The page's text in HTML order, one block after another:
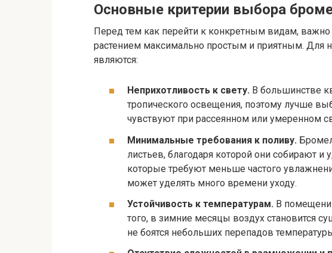
Основные критерии выбора
Перед тем как перейти к конкретным видам, важно
растением максимально простым и приятным. Для
являются:
Неприхотливость к свету. В большинстве
тропического освещения, поэтому лучше
чувствуют при рассеянном или умеренном
Минимальные требования к поливу.
листьев, благодаря которой они собирают и
которые требуют меньше частого
может уделять много времени уходу.
Устойчивость к температурам. В
того, в зимние месяцы воздух становится
не боятся небольших перепадов